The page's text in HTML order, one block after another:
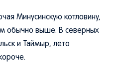
Минусинскую котловину,
обычно выше. В северных
и Таймыр, лето